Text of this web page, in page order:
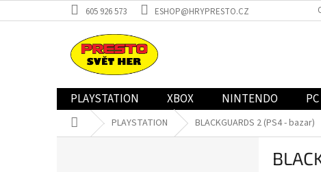
na
605 926 573 ESHOP@HRYPRESTO.CZ
PLAYSTATION XBOX NINTENDO PC
Domů PLAYSTATION BLACKGUARDS 2 (PS4 - bazar)